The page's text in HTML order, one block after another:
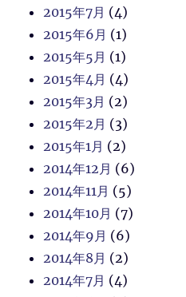
2015年7月 (4)
2015年6月 (1)
2015年5月 (1)
2015年4月 (4)
2015年3月 (2)
2015年2月 (3)
2015年1月 (2)
2014年12月 (6)
2014年11月 (5)
2014年10月 (7)
2014年9月 (6)
2014年8月 (2)
2014年7月 (4)